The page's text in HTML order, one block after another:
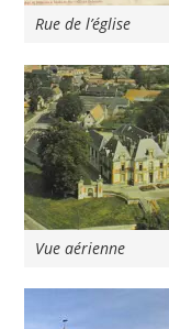
Rue de l’église
Vue aérienne